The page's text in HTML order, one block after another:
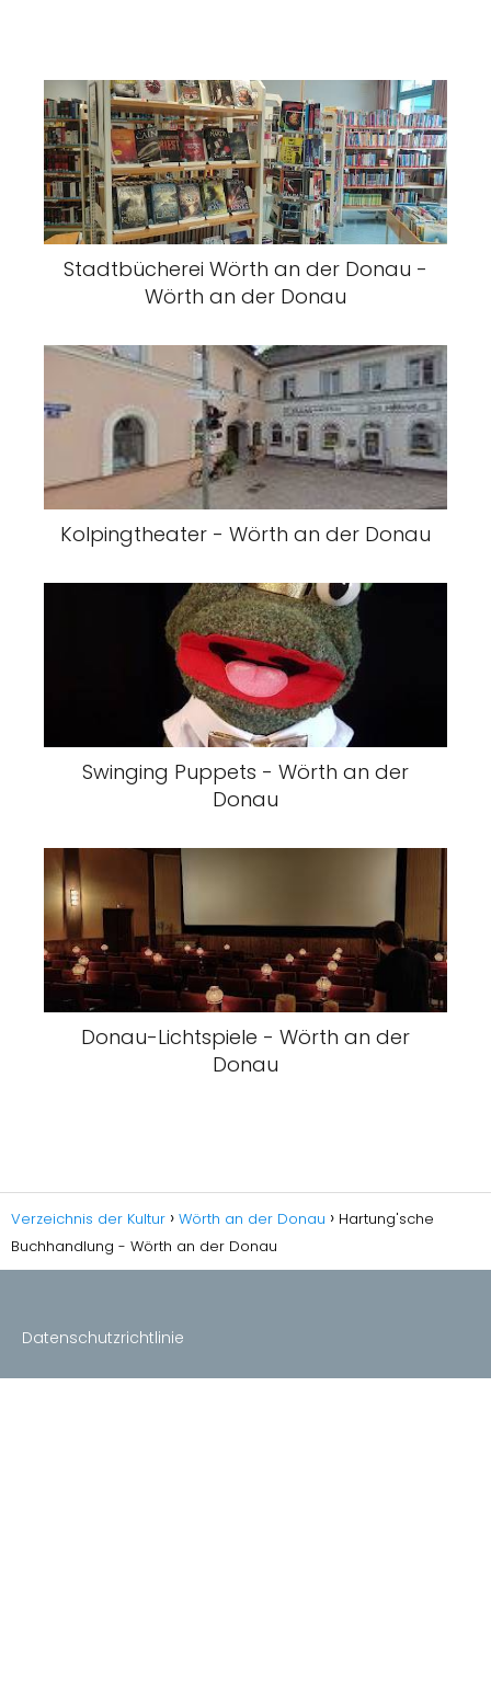
Stadtbücherei Wörth an der Donau -
Wörth an der Donau
Kolpingtheater - Wörth an der Donau
Swinging Puppets - Wörth an der
Donau
Donau-Lichtspiele - Wörth an der
Donau
Verzeichnis der Kultur Wörth an der Donau
Hartung'sche
Buchhandlung - Wörth an der Donau
Datenschutzrichtlinie